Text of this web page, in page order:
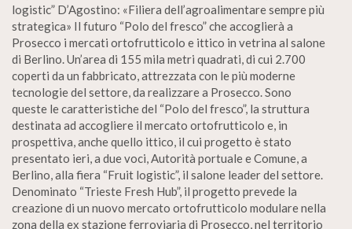
logistic” D’Agostino: «Filiera dell’agroalimentare sempre più
strategica» Il futuro “Polo del fresco” che accoglierà a
Prosecco i mercati ortofrutticolo e ittico in vetrina al salone
di Berlino. Un’area di 155 mila metri quadrati, di cui 2.700
coperti da un fabbricato, attrezzata con le più moderne
tecnologie del settore, da realizzare a Prosecco. Sono
queste le caratteristiche del “Polo del fresco”, la struttura
destinata ad accogliere il mercato ortofrutticolo e, in
prospettiva, anche quello ittico, il cui progetto è stato
presentato ieri, a due voci, Autorità portuale e Comune, a
Berlino, alla fiera “Fruit logistic”, il salone leader del settore.
Denominato “Trieste Fresh Hub”, il progetto prevede la
creazione di un nuovo mercato ortofrutticolo modulare nella
zona della ex stazione ferroviaria di Prosecco, nel territorio